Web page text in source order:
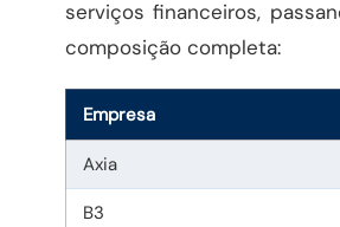
serviços financeiros,
composição completa:
Empresa
Axia
B3